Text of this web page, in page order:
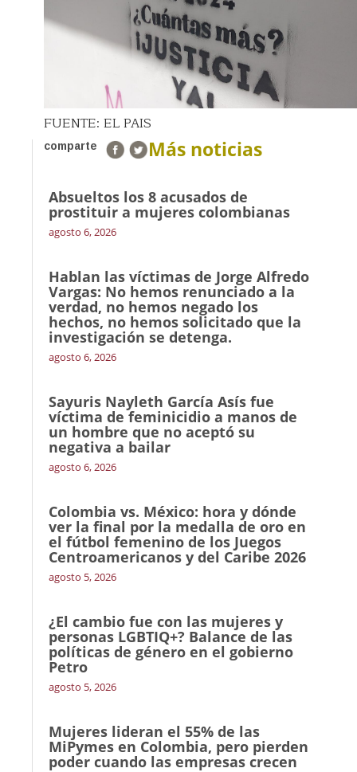
FUENTE: EL PAIS
comparte Más noticias
Absueltos los 8 acusados de
prostituir a mujeres colombianas
agosto 6, 2026
Hablan las víctimas de Jorge Alfredo
Vargas: No hemos renunciado a la
verdad, no hemos negado los
hechos, no hemos solicitado que la
investigación se detenga.
agosto 6, 2026
Sayuris Nayleth García Asís fue
víctima de feminicidio a manos de
un hombre que no aceptó su
negativa a bailar
agosto 6, 2026
Colombia vs. México: hora y dónde
ver la final por la medalla de oro en
el fútbol femenino de los Juegos
Centroamericanos y del Caribe 2026
agosto 5, 2026
¿El cambio fue con las mujeres y
personas LGBTIQ+? Balance de las
políticas de género en el gobierno
Petro
agosto 5, 2026
Mujeres lideran el 55% de las
MiPymes en Colombia, pero pierden
poder cuando las empresas crecen